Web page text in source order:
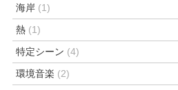
海岸 (1)
熱 (1)
特定シーン (4)
環境音楽 (2)